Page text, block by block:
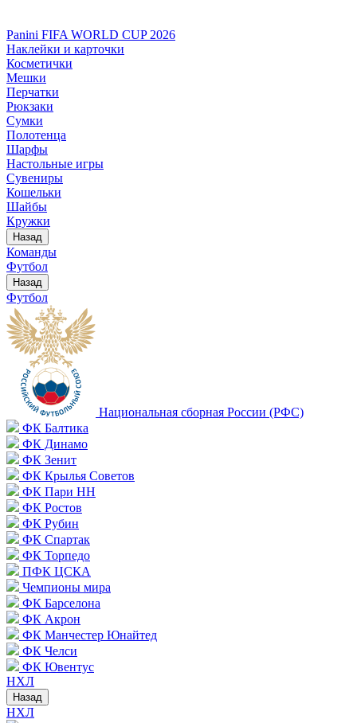
Panini FIFA WORLD CUP 2026
Наклейки и карточки
Косметички
Мешки
Перчатки
Рюкзаки
Сумки
Полотенца
Шарфы
Настольные игры
Сувениры
Кошельки
Шайбы
Кружки
Назад
Команды
Футбол
Назад
Футбол
Национальная сборная России (РФС)
ФК Балтика
ФК Динамо
ФК Зенит
ФК Крылья Советов
ФК Пари НН
ФК Ростов
ФК Рубин
ФК Спартак
ФК Торпедо
ПФК ЦСКА
Чемпионы мира
ФК Барселона
ФК Акрон
ФК Манчестер Юнайтед
ФК Челси
ФК Ювентус
НХЛ
Назад
НХЛ